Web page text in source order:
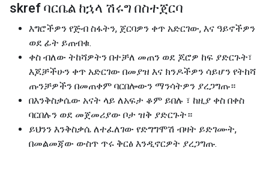
skref ባርቤል ከኋላ ሽሩግ በስተጀርባ
እግሮችዎን የጅብ ስፋትን, ጀርባዎን ቀጥ አድርገው, እና ዓይኖችዎን
ወደ ፊት ይጠብቁ.
ቀስ ብለው ትከሻዎትን በተቻለ መጠን ወደ ጆሮዎ ከፍ ያድርጉት፣
እጆቻችሁን ቀጥ አድርገው በመያዝ እና ክንዶችዎን ሳይሆን የትከሻ
ጡንቻዎችን በመጠቀም ባርበሎውን ማንሳትዎን ያረጋግጡ።
በእንቅስቃሴው አናት ላይ ለአፍታ ቆም ይበሉ ፣ ከዚያ ቀስ በቀስ
ባርበሉን ወደ መጀመሪያው ቦታ ዝቅ ያድርጉት።
ይህንን እንቅስቃሴ ለተፈለገው የድግግሞሽ ብዛት ይድገሙት,
በመልመጃው ውስጥ ጥሩ ቅርፅ እንዲኖርዎት ያረጋግጡ.